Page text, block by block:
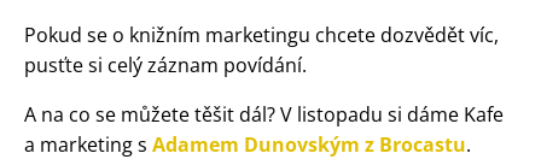
Pokud se o knižním marketingu chcete dozvědět víc,
pusťte si celý záznam povídání.
A na co se můžete těšit dál? V listopadu si dáme Kafe
a marketing s Adamem Dunovským z Brocastu.